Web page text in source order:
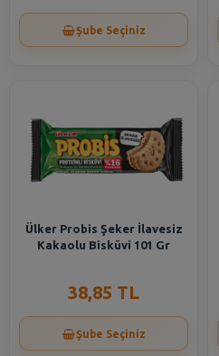
Şube Seçiniz
Ülker Probis Şeker İlavesiz
Kakaolu Bisküvi 101 Gr
38,85 TL
Şube Seçiniz